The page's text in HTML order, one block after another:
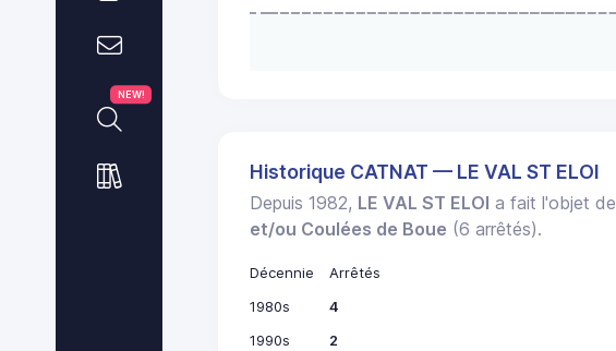
NEW!
Historique CATNAT — LE VAL ST ELOI
Depuis 1982, LE VAL ST ELOI a fait l'objet de
et/ou Coulées de Boue (6 arrêtés).
Décennie
Arrêtés
1980s
4
1990s
2